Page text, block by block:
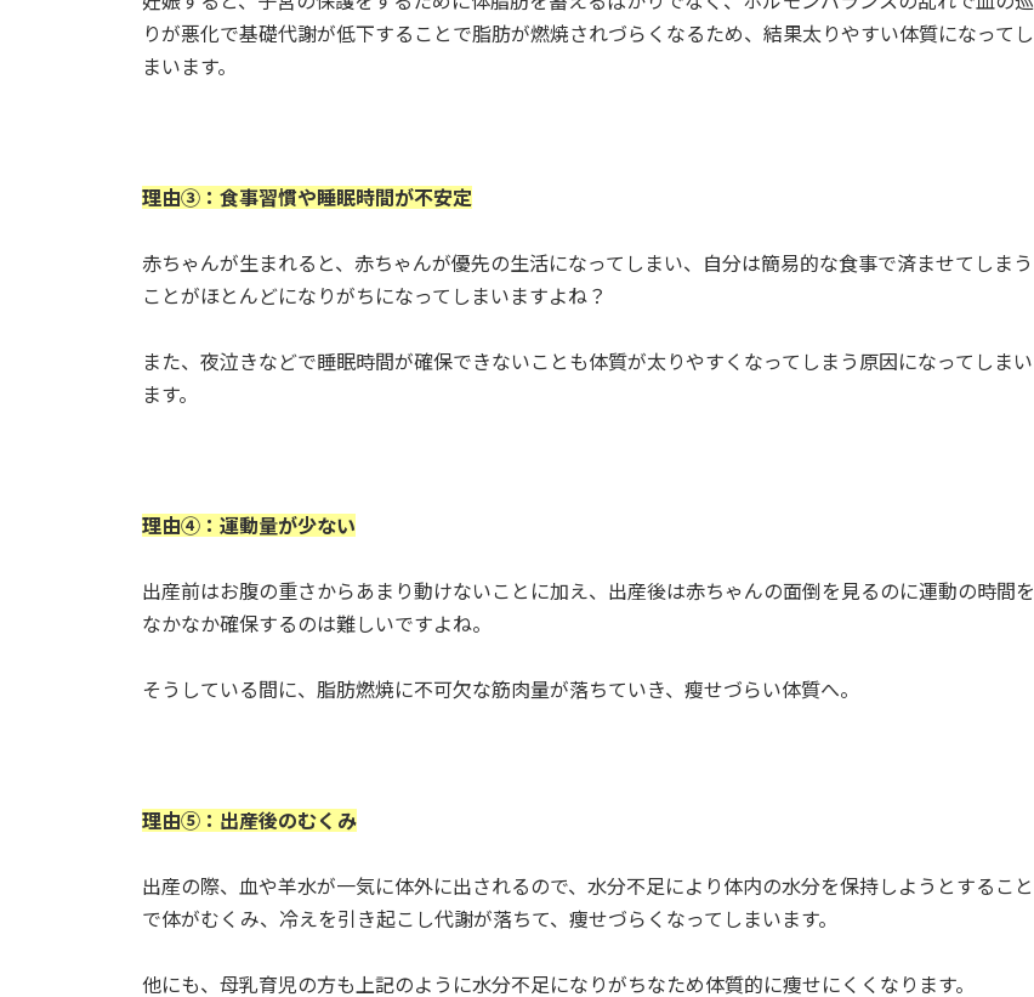
りが悪化で基礎代謝が低下することで脂肪が燃焼されづらくなるため、結果太りやすい体質になってし
まいます。
理由③：食事習慣や睡眠時間が不安定
赤ちゃんが生まれると、赤ちゃんが優先の生活になってしまい、自分は簡易的な食事で済ませてしまう
ことがほとんどになりがちになってしまいますよね？
また、夜泣きなどで睡眠時間が確保できないことも体質が太りやすくなってしまう原因になってしまい
ます。
理由④：運動量が少ない
出産前はお腹の重さからあまり動けないことに加え、出産後は赤ちゃんの面倒を見るのに運動の時間を
なかなか確保するのは難しいですよね。
そうしている間に、脂肪燃焼に不可欠な筋肉量が落ちていき、瘦せづらい体質へ。
理由⑤：出産後のむくみ
出産の際、血や羊水が一気に体外に出されるので、水分不足により体内の水分を保持しようとすること
で体がむくみ、冷えを引き起こし代謝が落ちて、痩せづらくなってしまいます。
他にも、母乳育児の方も上記のように水分不足になりがちなため体質的に痩せにくくなります。